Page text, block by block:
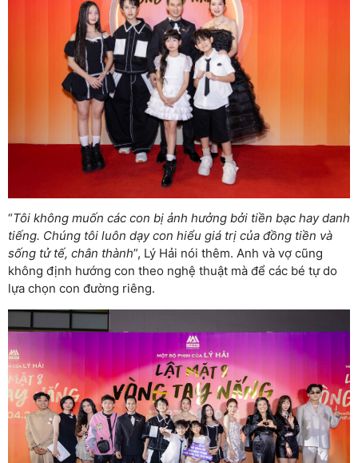
“Tôi không muốn các con bị ảnh hưởng bởi tiền bạc hay danh
tiếng. Chúng tôi luôn dạy con hiểu giá trị của đồng tiền và
sống tử tế, chân thành”, Lý Hải nói thêm. Anh và vợ cũng
không định hướng con theo nghệ thuật mà để các bé tự do
lựa chọn con đường riêng.